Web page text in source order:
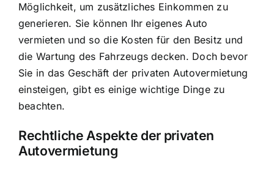
Möglichkeit, um zusätzliches Einkommen zu
generieren. Sie können Ihr eigenes Auto
vermieten und so die Kosten für den Besitz und
die Wartung des Fahrzeugs decken. Doch bevor
Sie in das Geschäft der privaten Autovermietung
einsteigen, gibt es einige wichtige Dinge zu
beachten.
Rechtliche Aspekte der privaten
Autovermietung